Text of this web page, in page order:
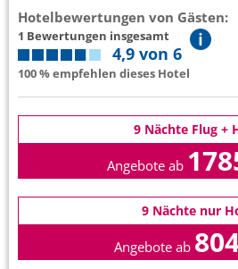
Hotelbewertungen von Gästen:
1 Bewertungen insgesamt
4,9 von 6
100 % empfehlen dieses Hotel
9 Nächte Flug +
Angebote ab
9 Nächte nur
Angebote ab